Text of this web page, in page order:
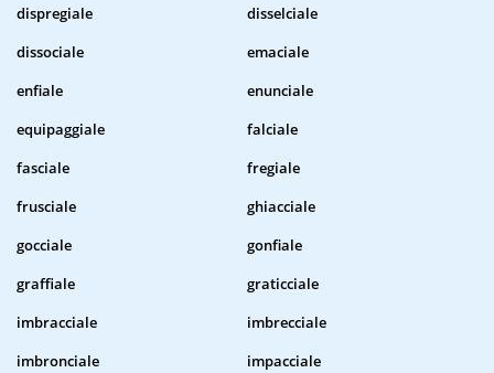
dispregiale
disselciale
dissociale
emaciale
enfiale
enunciale
equipaggiale
falciale
fasciale
fregiale
frusciale
ghiacciale
gocciale
gonfiale
graffiale
graticciale
imbracciale
imbrecciale
imbronciale
impacciale